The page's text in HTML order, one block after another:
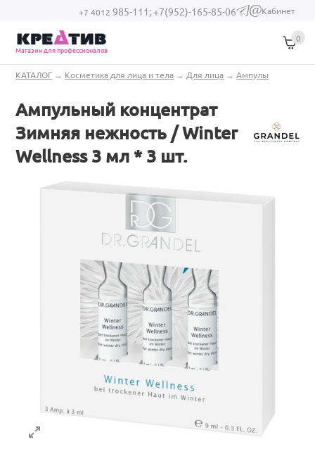
Перейти к основному содержанию
+7 4012 985-111;+7(952)-165-85-06
(link sends e-
Кабинет
Магазин для профессионалов
0
Вы здесь
КАТАЛОГ → Косметика для лица и тела → Для лица →Ампулы
Ампульный концентрат
Зимняя нежность / Winter
Wellness 3 мл * 3 шт.